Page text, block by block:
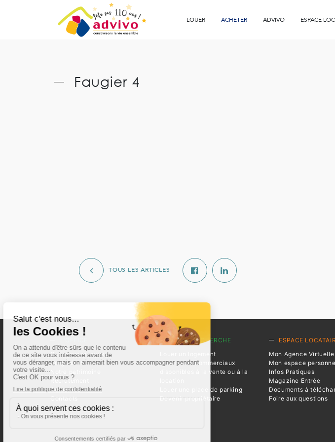
LOUER ACHETER ADVIVO ESPACE
Faugier 4
TOUS LES ARTICLES
Qui sommes-nous ?
L’organisation
Recrutement
Actualités
Contacts
VOTRE RECHERCHE
Louer un logement
Nos locaux commerciaux
disponibles à la vente ou à la
Louer une place de parking
Devenir propriétaire
ESPACE
Mon Agence Virtuelle
Mon espace
Infos Pratiques
Magazine Entrée
Documents à
Foire aux questions